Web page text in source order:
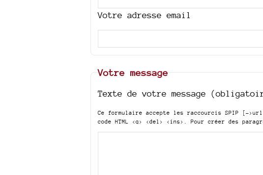
Votre adresse email
Votre message
Texte de votre message
Ce formulaire accepte les raccourcis SPIP [-
code HTML <q> <del> <ins> . Pour créer des